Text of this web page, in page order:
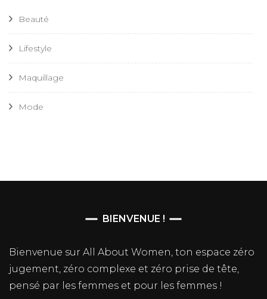
Beauté
Lifestyle
Maquillage
Mode
BIENVENUE !
Bienvenue sur All About Women, ton espace zéro
jugement, zéro complexe et zéro prise de tête,
pensé par les femmes et pour les femmes !